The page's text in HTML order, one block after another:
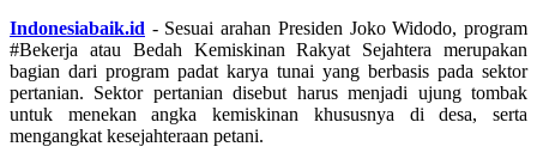
Indonesiabaik.id - Sesuai arahan Presiden Joko Widodo, program
#Bekerja atau Bedah Kemiskinan Rakyat Sejahtera merupakan
bagian dari program padat karya tunai yang berbasis pada sektor
pertanian. Sektor pertanian disebut harus menjadi ujung tombak
untuk menekan angka kemiskinan khususnya di desa, serta
mengangkat kesejahteraan petani.